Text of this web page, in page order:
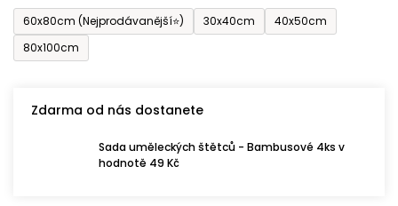
60x80cm (Nejprodávanější⭐)
30x40cm
40x50cm
80x100cm
Zdarma od nás dostanete
Sada uměleckých štětců - Bambusové 4ks v
hodnotě 49 Kč